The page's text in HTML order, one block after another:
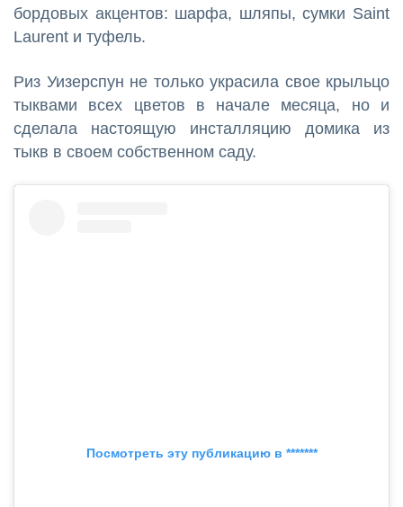
бордовых акцентов: шарфа, шляпы, сумки Saint
Laurent и туфель.
Риз Уизерспун не только украсила свое крыльцо
тыквами всех цветов в начале месяца, но и
сделала настоящую инсталляцию домика из
тыкв в своем собственном саду.
Посмотреть эту публикацию в *******